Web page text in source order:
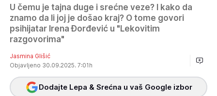
U čemu je tajna duge i srećne veze? I kako da
znamo da li joj je došao kraj? O tome govori
psihijatar Irena Đorđević u "Lekovitim
razgovorima"
Jasmina Glišić
Objavljeno 30.09.2025. 7:01h
Dodajte Lepa & Srećna u vaš Google izbor